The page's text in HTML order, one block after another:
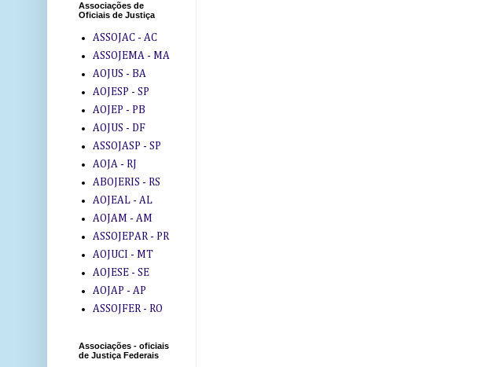
Associações de
Oficiais de Justiça
ASSOJAC - AC
ASSOJEMA - MA
AOJUS - BA
AOJESP - SP
AOJEP - PB
AOJUS - DF
ASSOJASP - SP
AOJA - RJ
ABOJERIS - RS
AOJEAL - AL
AOJAM - AM
ASSOJEPAR - PR
AOJUCI - MT
AOJESE - SE
AOJAP - AP
ASSOJFER - RO
Associações - oficiais
de Justiça Federais